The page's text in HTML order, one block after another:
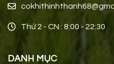
Thứ 2 - CN : 8:00 - 22:30
DANH MỤC